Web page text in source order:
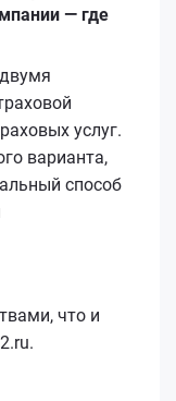
— где
услуг.
варианта,
способ
что и